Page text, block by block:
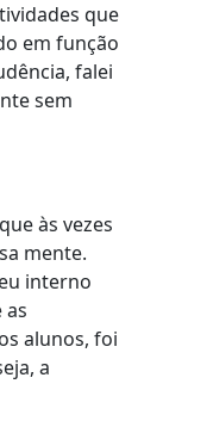
que
em função
falei
sem
às vezes
mente.
interno
as
alunos, foi
a